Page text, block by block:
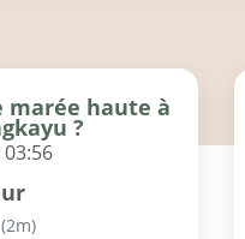
marée haute à
?
(2m)